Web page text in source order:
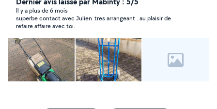
Il y a plus de 6 mois
superbe contact avec Julien .tres arrangeant . au plaisir de
refaire affaire avec toi.